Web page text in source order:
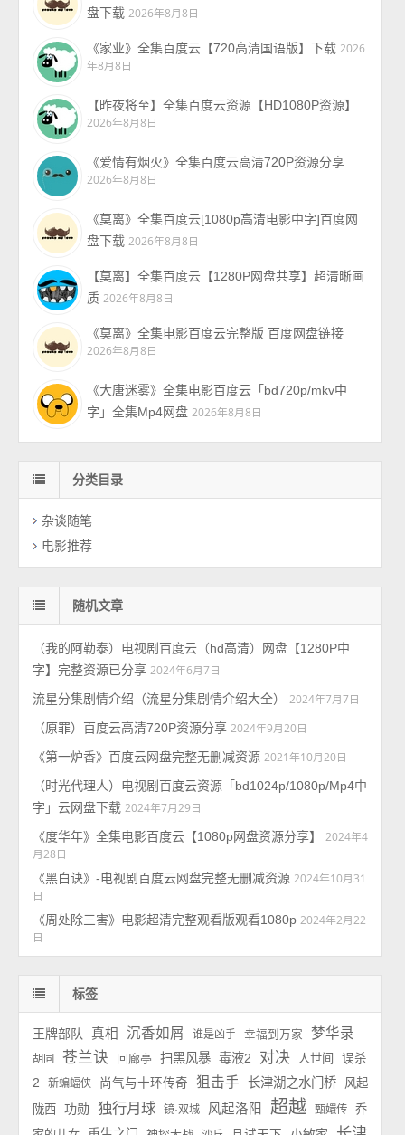
盘下载 2026年8月8日
《家业》全集百度云【720高清国语版】下载 2026
年8月8日
【昨夜将至】全集百度云资源【HD1080P资源】
2026年8月8日
《爱情有烟火》全集百度云高清720P资源分享
2026年8月8日
《莫离》全集百度云[1080p高清电影中字]百度网
盘下载 2026年8月8日
【莫离】全集百度云【1280P网盘共享】超清晰画
质 2026年8月8日
《莫离》全集电影百度云完整版 百度网盘链接
2026年8月8日
《大唐迷雾》全集电影百度云「bd720p/mkv中
字」全集Mp4网盘 2026年8月8日
分类目录
杂谈随笔
电影推荐
随机文章
（我的阿勒泰）电视剧百度云（hd高清）网盘【1280P中
字】完整资源已分享 2024年6月7日
流星分集剧情介绍（流星分集剧情介绍大全）
2024年7月7日
（原罪）百度云高清720P资源分享 2024年9月20日
《第一炉香》百度云网盘完整无删减资源 2021年10月20日
（时光代理人）电视剧百度云资源「bd1024p/1080p/Mp4中
字」云网盘下载 2024年7月29日
《度华年》全集电影百度云【1080p网盘资源分享】
2024年4
月28日
《黑白诀》-电视剧百度云网盘完整无删减资源 2024年10月31
日
《周处除三害》电影超清完整观看版观看1080p 2024年2月22
日
标签
王牌部队 真相 沉香如屑 谁是凶手 幸福到万家 梦华录
胡同 苍兰诀 回廊亭 扫黑风暴 毒液2 对决 人世间
误杀
2
新蝙蝠侠 尚气与十环传奇 狙击手 长津湖之水门桥
风起
陇西
功勋 独行月球 镜·双城 风起洛阳 超越 甄嬛传
乔